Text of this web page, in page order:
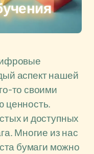
аспект нашей
то своими
ценность.
и доступных
Многие из нас
бумаги можно